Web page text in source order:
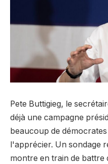
Pete Buttigieg, le
déjà une campagne
beaucoup de
l'apprécier. Un sondage
montre en train de